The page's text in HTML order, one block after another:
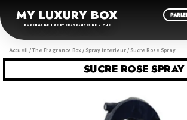
MY LUXURY BOX
PARFUMS DELUXE ET FRAGRANCES DE NICHE
Accueil /The Fragrance Box/ Spray Interieur/ Sucre Rose Spray
SUCRE ROSE SPRAY